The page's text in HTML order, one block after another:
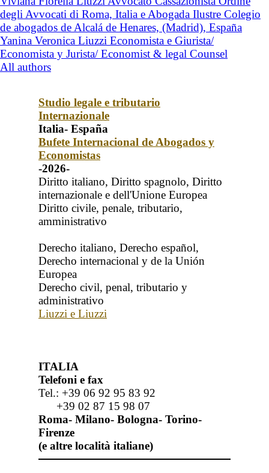
degli Avvocati di Roma, Italia e Abogada Ilustre Colegio
de abogados de Alcalá de Henares, (Madrid), España
Yanina Veronica Liuzzi Economista e Giurista/
Economista y Jurista/ Economist & legal Counsel
All authors
Studio legale e tributario
Internazionale
Italia- España
Bufete Internacional de Abogados y
Economistas
-2026-
Diritto italiano, Diritto spagnolo, Diritto
internazionale e dell'Unione Europea
Diritto civile, penale, tributario,
amministrativo
Derecho italiano, Derecho español,
Derecho internacional y de la Unión
Europea
Derecho civil, penal, tributario y
administrativo
Liuzzi e Liuzzi
ITALIA
Telefoni e fax
Tel.: +39 06 92 95 83 92
+39 02 87 15 98 07
Roma- Milano- Bologna- Torino-
Firenze
(e altre località italiane)